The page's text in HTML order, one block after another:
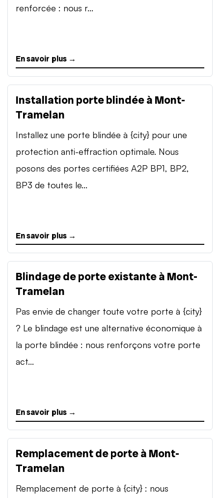
renforcée : nous r...
En savoir plus →
Installation porte blindée à Mont-
Tramelan
Installez une porte blindée à {city} pour une
protection anti-effraction optimale. Nous
posons des portes certifiées A2P BP1, BP2,
BP3 de toutes le...
En savoir plus →
Blindage de porte existante à Mont-
Tramelan
Pas envie de changer toute votre porte à {city}
? Le blindage est une alternative économique à
la porte blindée : nous renforçons votre porte
act...
En savoir plus →
Remplacement de porte à Mont-
Tramelan
Remplacement de porte à {city} : nous